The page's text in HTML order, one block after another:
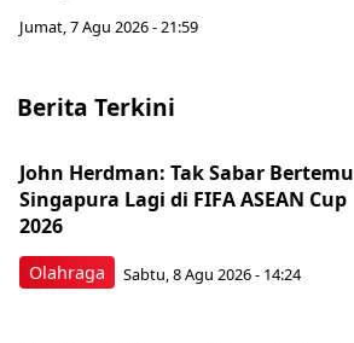
Jumat, 7 Agu 2026 - 21:59
Berita Terkini
Olahraga
John Herdman: Tak Sabar Bertemu
Singapura Lagi di FIFA ASEAN Cup
2026
Sabtu, 8 Agu 2026 - 14:24